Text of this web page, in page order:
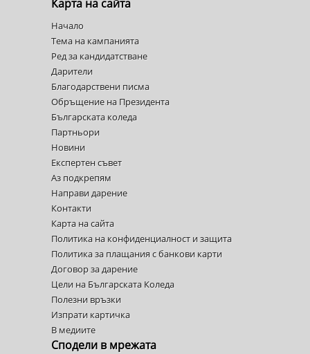
Карта на сайта
Начало
Тема на кампанията
Ред за кандидатстване
Дарители
Благодарствени писма
Обръщение на Президента
Българската коледа
Партньори
Новини
Експертен съвет
Аз подкрепям
Направи дарение
Контакти
Карта на сайта
Политика на конфиденциалност и защита
Политика за плащания с банкови карти
Договор за дарение
Цели на Българската Коледа
Полезни връзки
Изпрати картичка
В медиите
Сподели в мрежата